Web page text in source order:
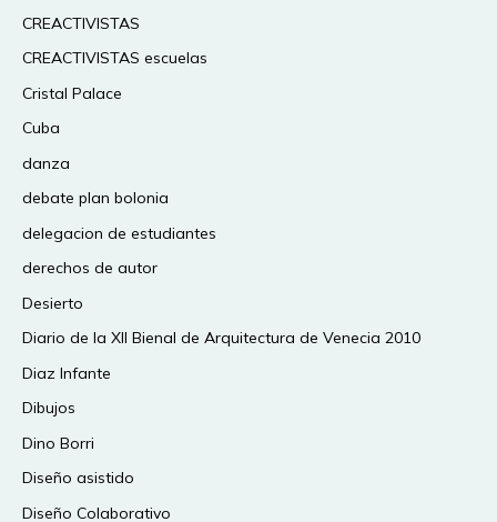
CREACTIVISTAS
CREACTIVISTAS escuelas
Cristal Palace
Cuba
danza
debate plan bolonia
delegacion de estudiantes
derechos de autor
Desierto
Diario de la XII Bienal de Arquitectura de Venecia 2010
Diaz Infante
Dibujos
Dino Borri
Diseño asistido
Diseño Colaborativo